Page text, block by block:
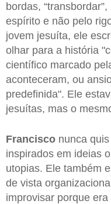
bordas,
espírito e não pelo
jovem jesuíta, ele
olhar para a história
científico marcado
aconteceram, ou
predefinida". Ele
jesuítas, mas o
Francisco nunca
inspirados em ideias
utopias. Ele também
de vista
improvisar porque